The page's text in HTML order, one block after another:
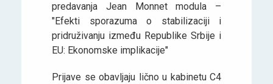
predavanja Jean Monnet modula –
"Efekti sporazuma o stabilizaciji i
pridruživanju između Republike Srbije i
EU: Ekonomske implikacije"
Prijave se obavljaju lično u kabinetu C4